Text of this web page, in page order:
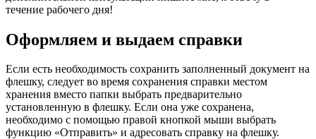
течение рабочего дня!
Оформляем и выдаем справки
Если есть необходимость сохранить заполненный документ на
флешку, следует во время сохранения справки местом
хранения вместо папки выбрать предварительно
установленную в флешку. Если она уже сохранена,
необходимо с помощью правой кнопкой мыши выбрать
функцию «Отправить» и адресовать справку на флешку.